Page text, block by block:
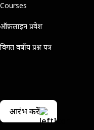
Courses
ऑफ़लाइन प्रवेश
विगत वर्षीय प्रश्न पत्र
आरंभ करें